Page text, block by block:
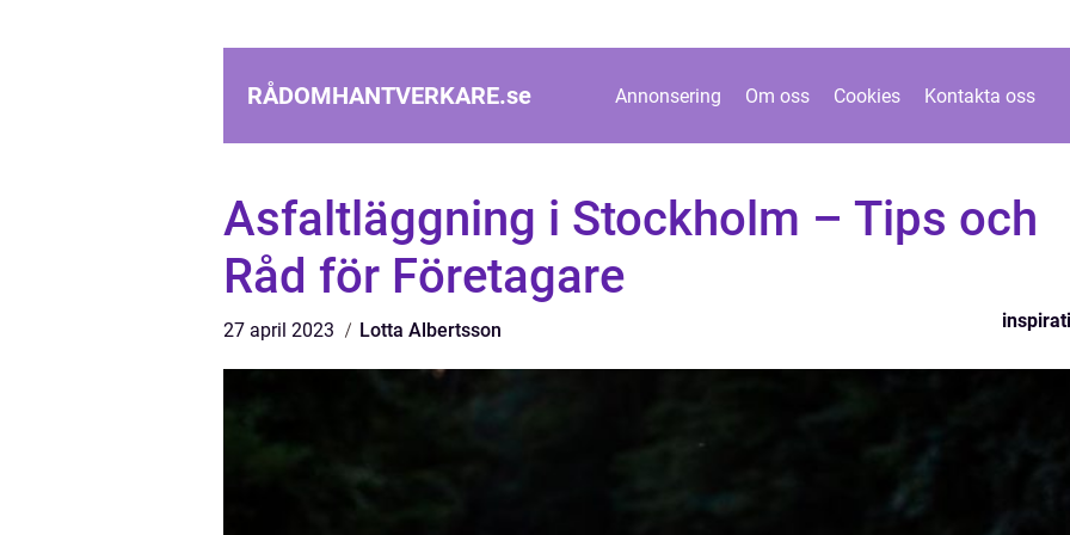
RÅDOMHANTVERKARE.se Annonsering Om oss Cookies Kontakta oss
Asfaltläggning i Stockholm – Tips och
Råd för Företagare
27 april 2023 Lotta Albertsson